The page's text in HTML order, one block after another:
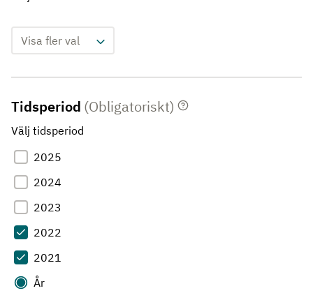
Visa fler val
Tidsperiod (Obligatoriskt)
Välj tidsperiod
2025
2024
2023
2022
2021
År